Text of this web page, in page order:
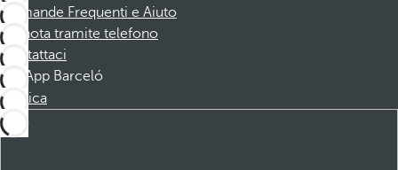
Domande Frequenti e Aiuto
Prenota tramite telefono
Contattaci
App Barceló
Scarica